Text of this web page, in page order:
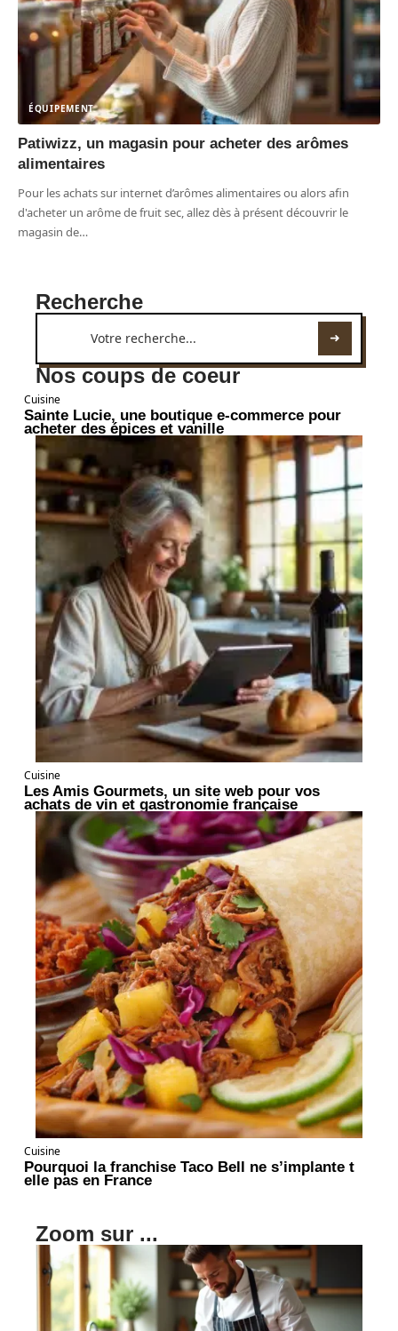
ÉQUIPEMENT
Patiwizz, un magasin pour acheter des arômes
alimentaires
Pour les achats sur internet d’arômes alimentaires ou alors afin
d'acheter un arôme de fruit sec, allez dès à présent découvrir le
magasin de…
Recherche
Nos coups de coeur
Cuisine
Sainte Lucie, une boutique e-commerce pour
acheter des épices et vanille
Cuisine
Les Amis Gourmets, un site web pour vos
achats de vin et gastronomie française
Cuisine
Pourquoi la franchise Taco Bell ne s’implante t
elle pas en France
Zoom sur ...